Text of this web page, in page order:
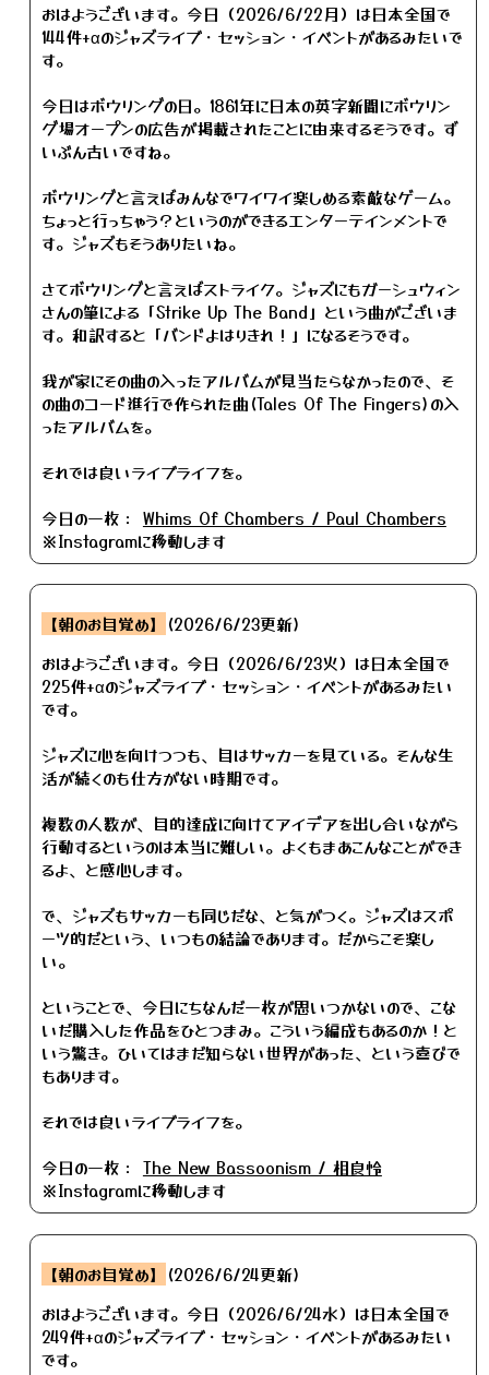
おはようございます。今日（2026/6/22月）は日本全国で
144件+αのジャズライブ・セッション・イベントがあるみたいで
す。
今日はボウリングの日。1861年に日本の英字新聞にボウリン
グ場オープンの広告が掲載されたことに由来するそうです。ず
いぶん古いですね。
ボウリングと言えばみんなでワイワイ楽しめる素敵なゲーム。
ちょっと行っちゃう？というのができるエンターテインメントで
す。ジャズもそうありたいね。
さてボウリングと言えばストライク。ジャズにもガーシュウィン
さんの筆による「Strike Up The Band」という曲がございま
す。和訳すると「バンドよはりきれ！」になるそうです。
我が家にその曲の入ったアルバムが見当たらなかったので、そ
の曲のコード進行で作られた曲(Tales Of The Fingers)の入
ったアルバムを。
それでは良いライブライフを。
今日の一枚： Whims Of Chambers / Paul Chambers
※Instagramに移動します
【朝のお目覚め】
(2026/6/23更新)
おはようございます。今日（2026/6/23火）は日本全国で
225件+αのジャズライブ・セッション・イベントがあるみたい
です。
ジャズに心を向けつつも、目はサッカーを見ている。そんな生
活が続くのも仕方がない時期です。
複数の人数が、目的達成に向けてアイデアを出し合いながら
行動するというのは本当に難しい。よくもまあこんなことができ
るよ、と感心します。
で、ジャズもサッカーも同じだな、と気がつく。ジャズはスポ
ーツ的だという、いつもの結論であります。だからこそ楽し
い。
ということで、今日にちなんだ一枚が思いつかないので、こな
いだ購入した作品をひとつまみ。こういう編成もあるのか！と
いう驚き。ひいてはまだ知らない世界があった、という喜びで
もあります。
それでは良いライブライフを。
今日の一枚： The New Bassoonism / 相良怜
※Instagramに移動します
【朝のお目覚め】
(2026/6/24更新)
おはようございます。今日（2026/6/24水）は日本全国で
249件+αのジャズライブ・セッション・イベントがあるみたい
です。